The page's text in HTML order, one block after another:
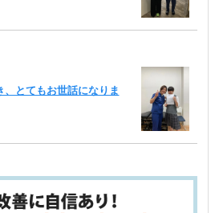
とてもお世話になりま